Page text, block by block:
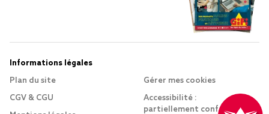
Informations légales
Plan du site
CGV & CGU
Gérer mes cookies
Accessibilité :
partiellement conforme